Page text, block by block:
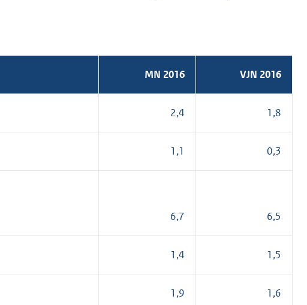
MN 2016 VJN 2016
2,4 1,8
1,1 0,3
6,7 6,5
1,4 1,5
1,9 1,6